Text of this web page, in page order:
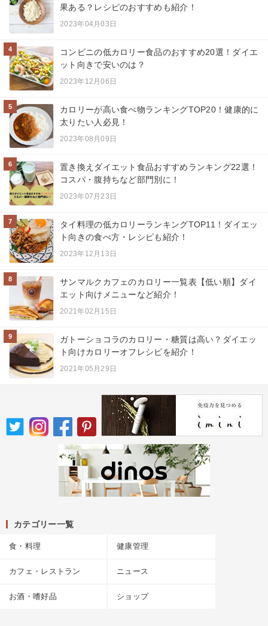
果ある？レシピのおすすめも紹介！
2023年04月03日
4
コンビニの低カロリー食品のおすすめ20選！ダイエ
ット向きで安いのは？
2023年12月06日
5
カロリーが高い食べ物ランキングTOP20！健康的に
太りたい人必見！
2023年08月09日
6
置き換えダイエット食品おすすめランキング22選！
コスパ・腹持ちなど部門別に！
2023年07月23日
7
タイ料理の低カロリーランキングTOP11！ダイエッ
ト向きの食べ方・レシピも紹介！
2023年12月13日
8
サンマルクカフェのカロリー一覧表【低い順】ダイ
エット向けメニューなど紹介！
2021年02月15日
9
ガトーショコラのカロリー・糖質は高い？ダイエッ
ト向けカロリーオフレシピを紹介！
2021年05月29日
カテゴリー一覧
食・料理 健康管理
カフェ・レストラン ニュース
お酒・嗜好品 ショップ